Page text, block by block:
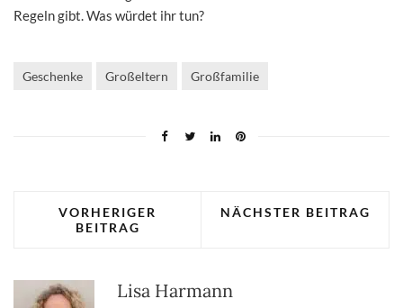
Regeln gibt. Was würdet ihr tun?
Geschenke Großeltern Großfamilie
VORHERIGER
BEITRAG
NÄCHSTER BEITRAG
Lisa Harmann